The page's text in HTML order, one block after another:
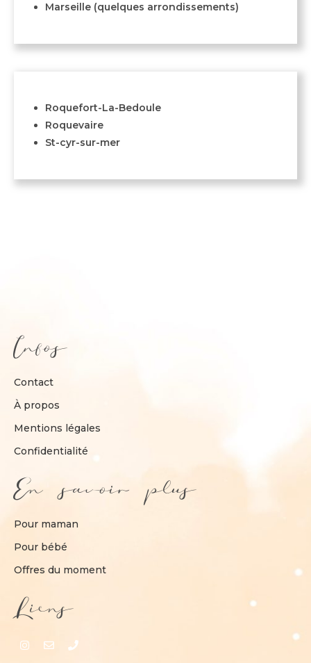
Marseille (quelques arrondissements)
Roquefort-La-Bedoule
Roquevaire
St-cyr-sur-mer
Infos
Contact
À propos
Mentions légales
Confidentialité
En savoir plus
Pour maman
Pour bébé
Offres du moment
Liens